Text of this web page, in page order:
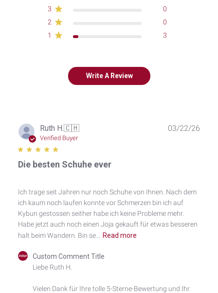
3
0
2
0
1
3
Write A Review
Ruth H. 🇨🇭
Verified Buyer
Die besten Schuhe ever
Ich trage seit Jahren nur noch Schuhe von Ihnen. Nach dem
ich kaum noch laufen konnte vor Schmerzen bin ich auf
Kybun gestossen seither habe ich keine Probleme mehr.
Habe jetzt auch noch einen Joja gekauft für etwas besseren
halt beim Wandern. Bin se...
Read more
Comments
Custom Comment Title
Liebe Ruth H.
Vielen Dank für Ihre tolle 5-Sterne-Bewertung und Ihr
03/22/26